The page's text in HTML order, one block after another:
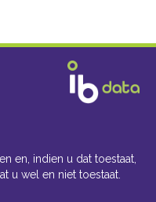
en, indien u dat toestaat,
u wel en niet toestaat.